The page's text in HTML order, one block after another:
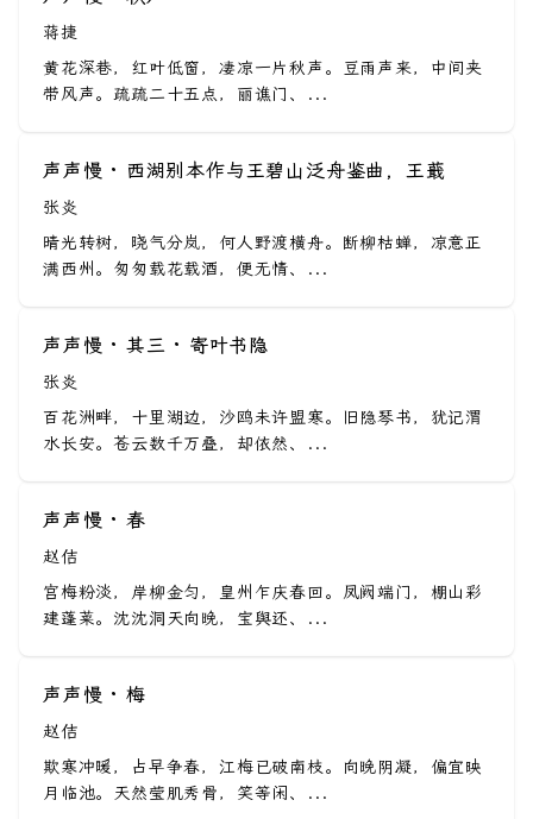
蒋捷
黄花深巷，红叶低窗，凄凉一片秋声。豆雨声来，中间夹
带风声。疏疏二十五点，丽谯门、...
声声慢 · 西湖别本作与王碧山泛舟鉴曲，王蕺
张炎
晴光转树，晓气分岚，何人野渡横舟。断柳枯蝉，凉意正
满西州。匆匆载花载酒，便无情、...
声声慢 · 其三 · 寄叶书隐
张炎
百花洲畔，十里湖边，沙鸥未许盟寒。旧隐琴书，犹记渭
水长安。苍云数千万叠，却依然、...
声声慢 · 春
赵佶
宫梅粉淡，岸柳金匀，皇州乍庆春回。凤阙端门，棚山彩
建蓬莱。沈沈洞天向晚，宝舆还、...
声声慢 · 梅
赵佶
欺寒冲暖，占早争春，江梅已破南枝。向晚阴凝，偏宜映
月临池。天然莹肌秀骨，笑等闲、...